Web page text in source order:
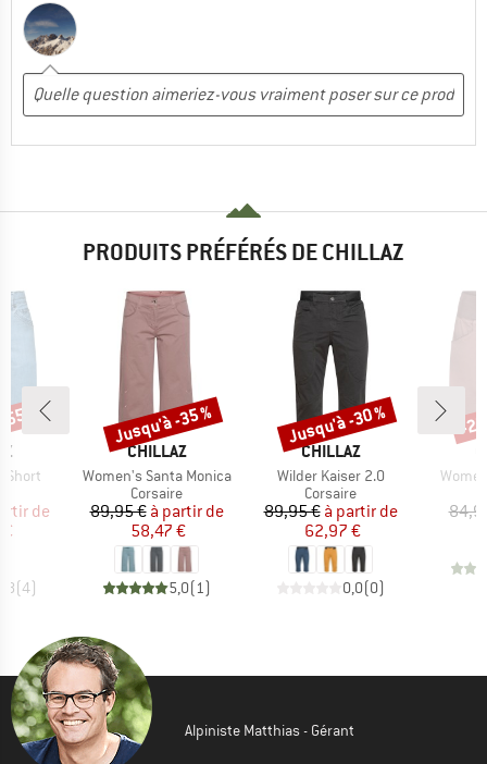
PRODUITS PRÉFÉRÉS DE CHILLAZ
Short
réduit
de
(4)
%
MARQUE
CHILLAZ
Article
Women's Santa Monica
Product group
Corsaire
Prix
89,95 € Prix réduit
à partir de
58,47 €
5,0(1)
Remise
Jusqu'à -35 %
MARQUE
CHILLAZ
Article
Wilder Kaiser 2.0
Product group
Corsaire
Prix
89,95 € Prix réduit
à partir de
62,97 €
0,0(0)
Remise
Jusqu'à -30 %
Article
-
Alpiniste Matthias - Gérant